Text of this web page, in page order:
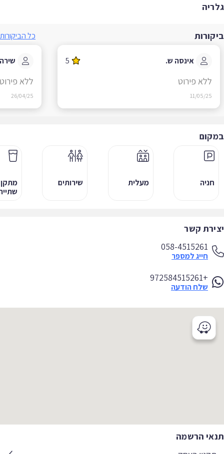
כל הביקורות
אינסה ש. 5
ללא פירוט
11/05/25
שירה ל.
ללא פירוט
26/04/25
חניה מעלית שירותים
מתקן
שתייה
קשר
058-4515261
חייג למספר
+972584515261
שלח הודעה
הרשמה